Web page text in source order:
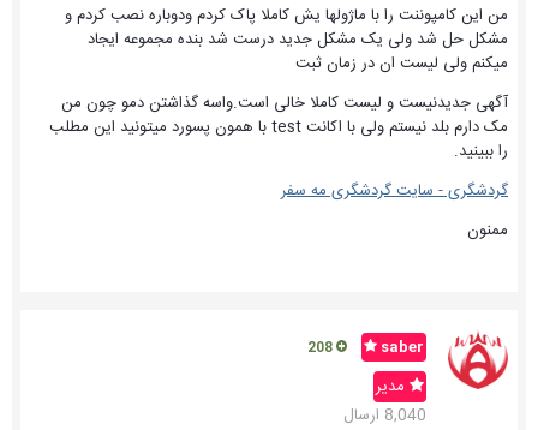
من این کامپوننت را با ماژولها یش کاملا پاک کردم ودوباره نصب کردم و
مشکل حل شد ولی یک مشکل جدید درست شد بنده مجموعه ایجاد
میکنم ولی لیست ان در زمان ثبت
آگهی جدیدنیست و لیست کاملا خالی است.واسه گذاشتن دمو چون من
مک دارم بلد نیستم ولی با اکانت test با همون پسورد میتونید این مطلب
را ببینید.
گردشگری - سایت گردشگری مه سفر
ممنون
saber
مدیر
8,040 ارسال